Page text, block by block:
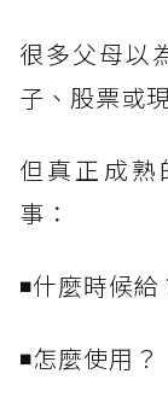
很多父母以
子、股票或
但真正成
事：
◾什麼時候給
◾怎麼使用？